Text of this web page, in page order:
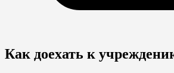
Как доехать к